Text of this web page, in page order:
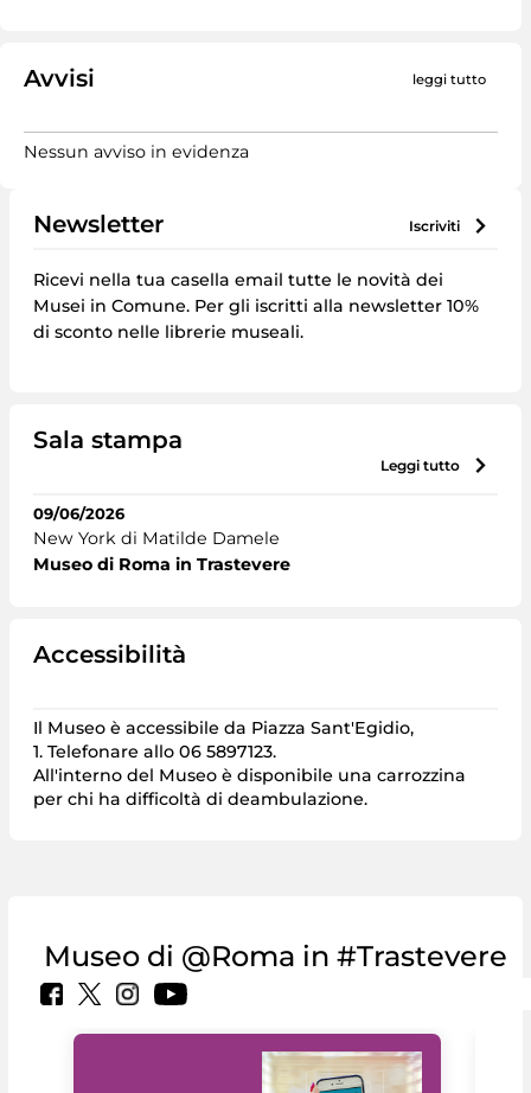
Avvisi leggi tutto
Nessun avviso in evidenza
Newsletter iscriviti
Ricevi nella tua casella email tutte le novità dei
Musei in Comune. Per gli iscritti alla newsletter 10%
di sconto nelle librerie museali.
Sala stampa
leggi tutto
09/06/2026
New York di Matilde Damele
Museo di Roma in Trastevere
Accessibilità
Il Museo è accessibile da Piazza Sant'Egidio,
1. Telefonare allo 06 5897123.
All'interno del Museo è disponibile una carrozzina
per chi ha difficoltà di deambulazione.
Museo di @Roma in #Trastevere